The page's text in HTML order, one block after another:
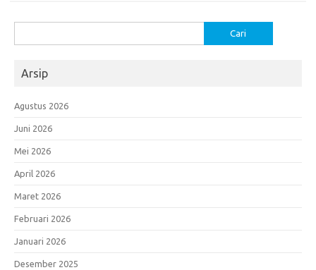
untuk:
Arsip
Agustus 2026
Juni 2026
Mei 2026
April 2026
Maret 2026
Februari 2026
Januari 2026
Desember 2025